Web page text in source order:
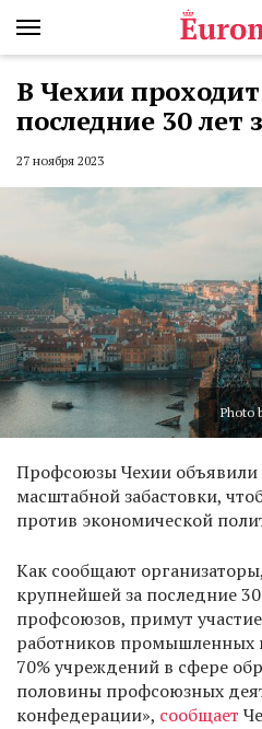
В Чехии
последние 30 лет
27 ноября 2023
Photo
Профсоюзы Чехии
масштабной забастовки,
против экономической
Как сообщают организаторы,
крупнейшей за последние
профсоюзов, примут
работников промышленных
70% учреждений в сфере
половины профсоюзных
конфедерации», сообщает